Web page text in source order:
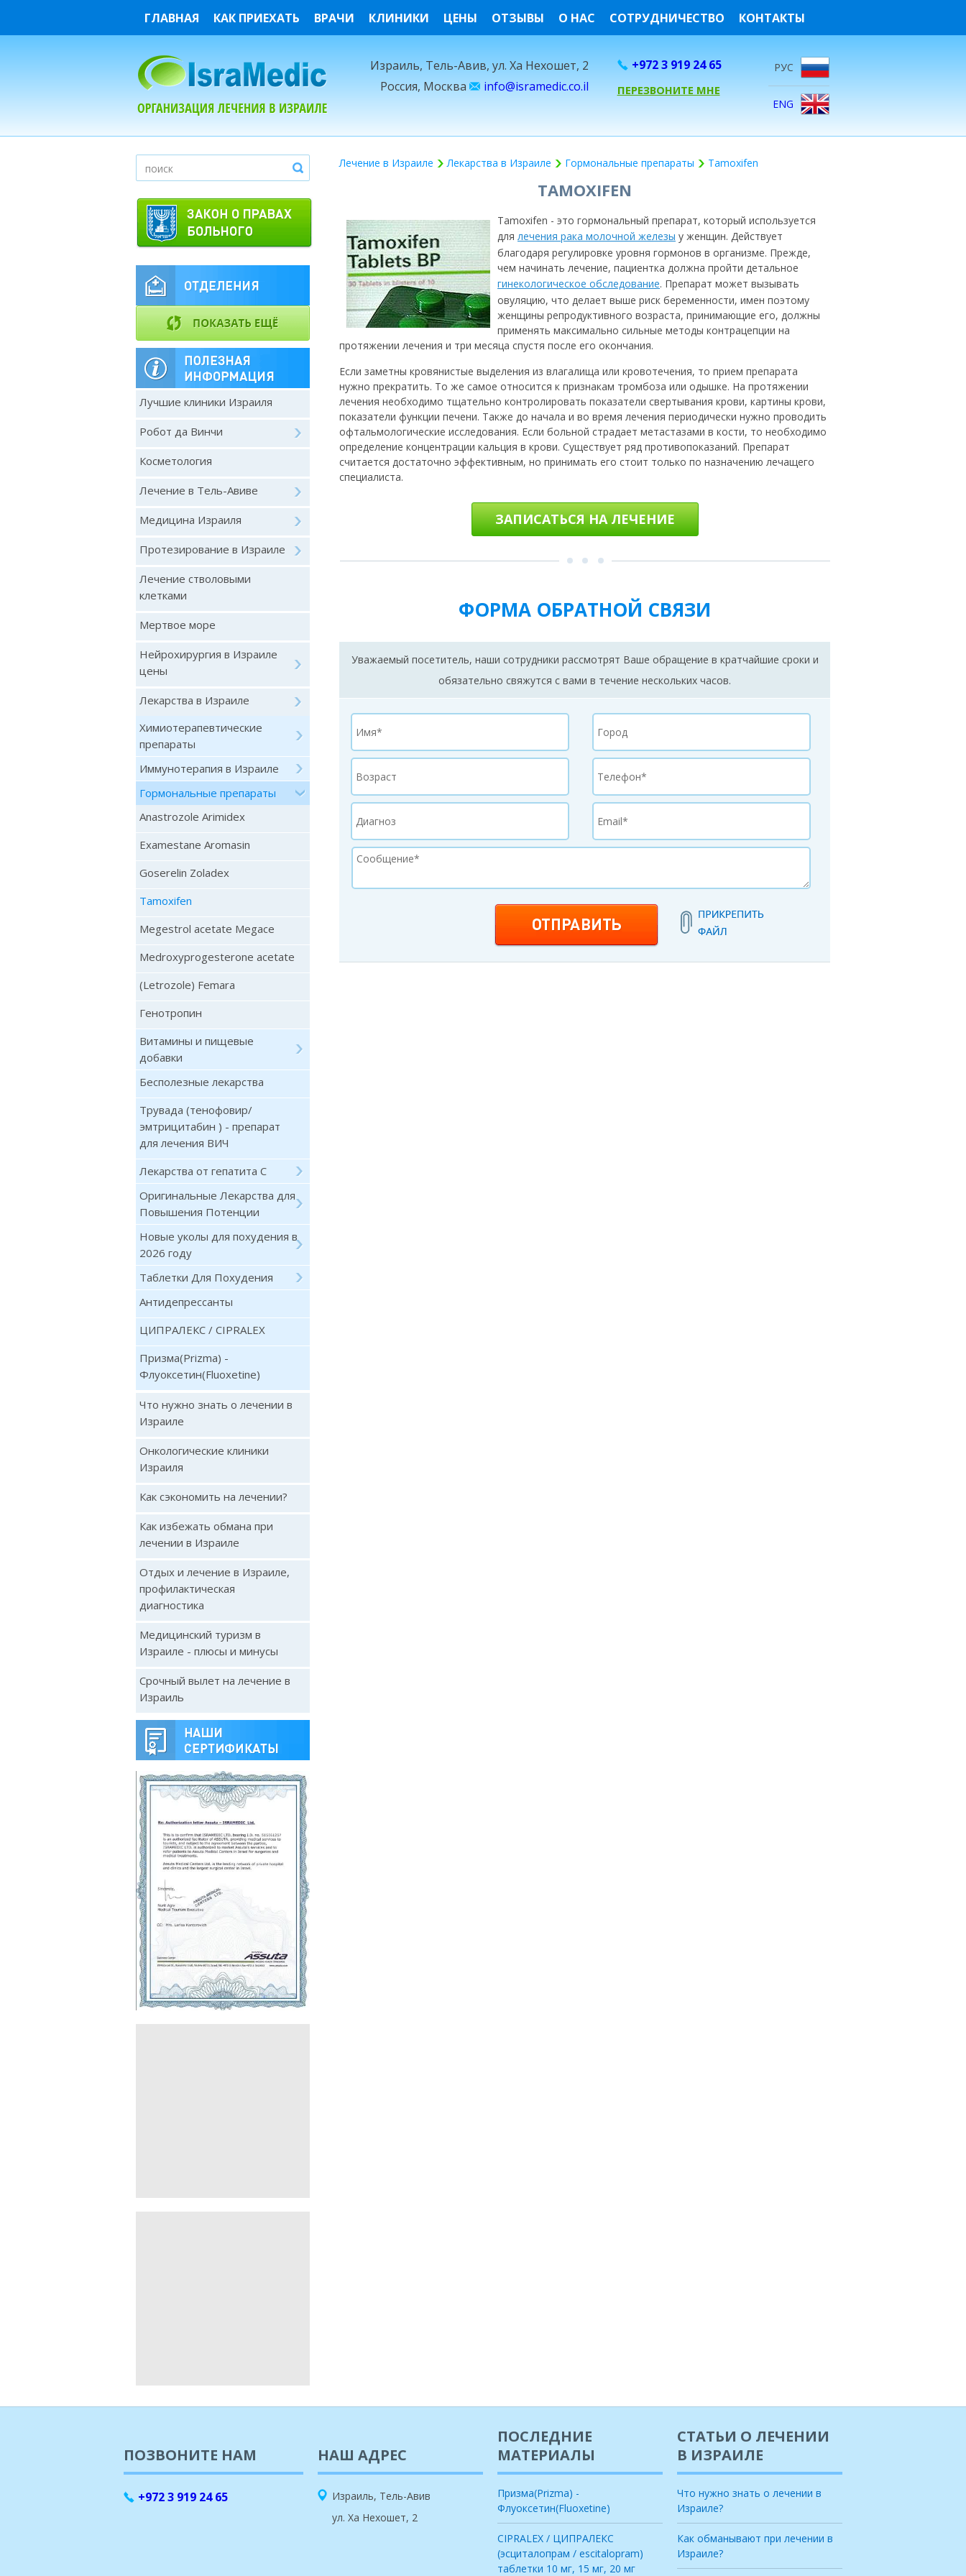
ГЛАВНАЯ КАК ПРИЕХАТЬ ВРАЧИ КЛИНИКИ ЦЕНЫ ОТЗЫВЫ О НАС СОТРУДНИЧЕСТВО КОНТАКТЫ
Израиль, Тель-Авив, ул. Ха Нехошет, 2
Россия, Москва
info@isramedic.co.il
+972 3 919 24 65
ПЕРЕЗВОНИТЕ МНЕ
РУС
ENG
Лучшие клиники Израиля
Робот да Винчи
Косметология
Лечение в Тель-Авиве
Медицина Израиля
Протезирование в Израиле
Лечение стволовыми
клетками
Мертвое море
Нейрохирургия в Израиле
цены
Лекарства в Израиле
Химиотерапевтические
препараты
Иммунотерапия в Израиле
Гормональные препараты
Anastrozole Arimidex
Examestane Aromasin
Goserelin Zoladex
Tamoxifen
Megestrol acetate Megace
Medroxyprogesterone acetate
(Letrozole) Femara
Генотропин
Витамины и пищевые
добавки
Бесполезные лекарства
Трувада (тенофовир/
эмтрицитабин ) - препарат
для лечения ВИЧ
Лекарства от гепатита С
Оригинальные Лекарства для
Повышения Потенции
Новые уколы для похудения в
2026 году
Таблетки Для Похудения
Антидепрессанты
ЦИПРАЛЕКС / CIPRALEX
Призма(Prizma) -
Флуоксетин(Fluoxetine)
Что нужно знать о лечении в
Израиле
Онкологические клиники
Израиля
Как сэкономить на лечении?
Как избежать обмана при
лечении в Израиле
Отдых и лечение в Израиле,
профилактическая
диагностика
Медицинский туризм в
Израиле - плюсы и минусы
Срочный вылет на лечение в
Израиль
Лечение в Израиле Лекарства в Израиле Гормональные препараты Tamoxifen
TAMOXIFEN
Tamoxifen - это гормональный препарат, который используется
для лечения рака молочной железы у женщин. Действует
благодаря регулировке уровня гормонов в организме. Прежде,
чем начинать лечение, пациентка должна пройти детальное
гинекологическое обследование. Препарат может вызывать
овуляцию, что делает выше риск беременности, имен поэтому
женщины репродуктивного возраста, принимающие его, должны
применять максимально сильные методы контрацепции на
протяжении лечения и три месяца спустя после его окончания.
Если заметны кровянистые выделения из влагалища или кровотечения, то прием препарата
нужно прекратить. То же самое относится к признакам тромбоза или одышке. На протяжении
лечения необходимо тщательно контролировать показатели свертывания крови, картины крови,
показатели функции печени. Также до начала и во время лечения периодически нужно проводить
офтальмологические исследования. Если больной страдает метастазами в кости, то необходимо
определение концентрации кальция в крови. Существует ряд противопоказаний. Препарат
считается достаточно эффективным, но принимать его стоит только по назначению лечащего
специалиста.
ЗАПИСАТЬСЯ НА ЛЕЧЕНИЕ
ФОРМА ОБРАТНОЙ СВЯЗИ
Уважаемый посетитель, наши сотрудники рассмотрят Ваше обращение в кратчайшие сроки и
обязательно свяжутся с вами в течение нескольких часов.
ПОСЛЕДНИЕ
СТАТЬИ О ЛЕЧЕНИИ